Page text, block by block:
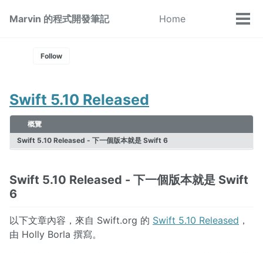
Marvin 的程式開發筆記 Home
Toggle
Follow
Swift 5.10 Released
概覽
Swift 5.10 Released - 下一個版本就是 Swift 6
Swift 5.10 Released - 下一個版本就是 Swift
6
以下文章內容，來自 Swift.org 的 Swift 5.10 Released ，
由 Holly Borla 撰寫。